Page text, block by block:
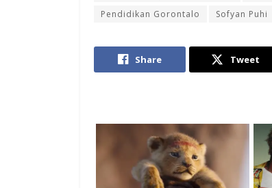
Pendidikan Gorontalo
Sofyan Puhi
Share Tweet